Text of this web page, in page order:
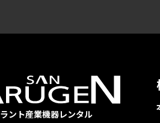
ント産業機器レンタル